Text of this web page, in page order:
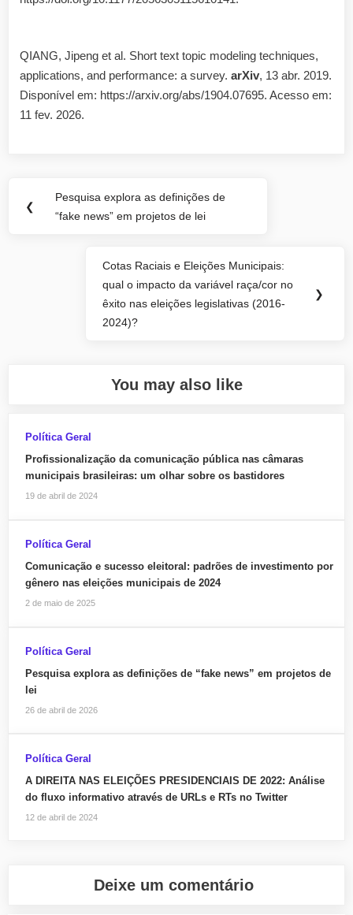
QIANG, Jipeng et al. Short text topic modeling techniques,
applications, and performance: a survey. arXiv, 13 abr. 2019.
Disponível em: https://arxiv.org/abs/1904.07695. Acesso em:
11 fev. 2026.
Navegação
de
❮
Previous
Post:
Pesquisa explora as definições de
“fake news” em projetos de lei
Next
Post:
Cotas Raciais e Eleições Municipais:
qual o impacto da variável raça/cor no
êxito nas eleições legislativas (2016-
2024)?
❯
You may also like
Política Geral
Profissionalização da comunicação pública nas câmaras
municipais brasileiras: um olhar sobre os bastidores
19 de abril de 2024
Política Geral
Comunicação e sucesso eleitoral: padrões de investimento por
gênero nas eleições municipais de 2024
2 de maio de 2025
Política Geral
Pesquisa explora as definições de “fake news” em projetos de
lei
26 de abril de 2026
Política Geral
A DIREITA NAS ELEIÇÕES PRESIDENCIAIS DE 2022: Análise
do fluxo informativo através de URLs e RTs no Twitter
12 de abril de 2024
Deixe um comentário